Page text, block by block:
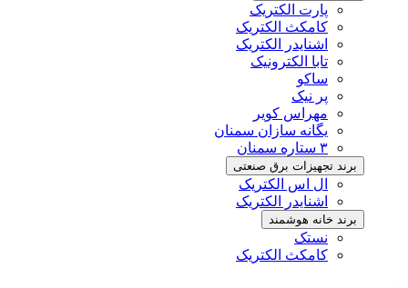
پارت الکتریک
کامکث الکتریک
اشنایدر الکتریک
تابا الکترونیک
ساکو
پر نیک
مهراس کویر
یگانه سازان سمنان
۳ ستاره سمنان
برند تجهیزات برق صنعتی
ال اس الکتریک
اشنایدر الکتریک
برند خانه هوشمند
نستک
کامکث الکتریک